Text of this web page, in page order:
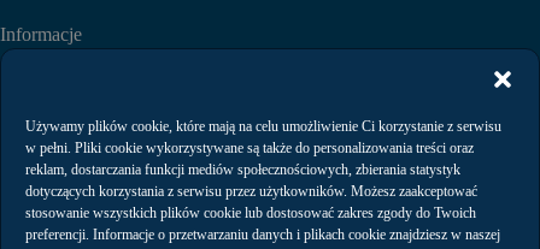
Używamy plików cookie, które mają na celu umożliwienie Ci korzystanie z serwisu
w pełni. Pliki cookie wykorzystywane są także do personalizowania treści oraz
reklam, dostarczania funkcji mediów społecznościowych, zbierania statystyk
dotyczących korzystania z serwisu przez użytkowników. Możesz zaakceptować
stosowanie wszystkich plików cookie lub dostosować zakres zgody do Twoich
preferencji. Informacje o przetwarzaniu danych i plikach cookie znajdziesz w naszej
Informacje
Wynajem
Regulaminy
Polityka prywatności
Kontakt